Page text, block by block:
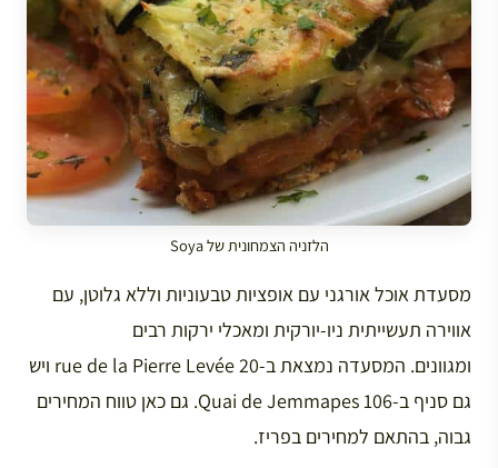
הלזניה הצמחונית של Soya
מסעדת אוכל אורגני עם אופציות טבעוניות וללא גלוטן, עם
אווירה תעשייתית ניו-יורקית ומאכלי ירקות רבים
ומגוונים. המסעדה נמצאת ב-20 rue de la Pierre Levée ויש
גם סניף ב-106 Quai de Jemmapes. גם כאן טווח המחירים
גבוה, בהתאם למחירים בפריז.